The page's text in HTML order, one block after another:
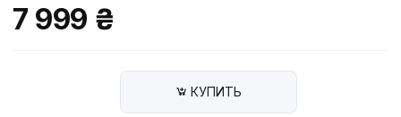
7 999 ₴
КУПИТЬ